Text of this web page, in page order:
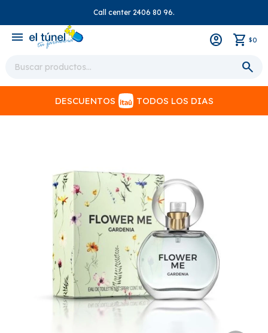
Call center 2406 80 96.
menu $0
DESCUENTOS TODOS LOS DIAS
close